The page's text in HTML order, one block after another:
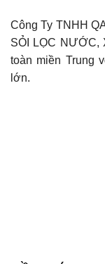
Công Ty TNHH
SỎI LỌC
toàn miền Trung
lớn.